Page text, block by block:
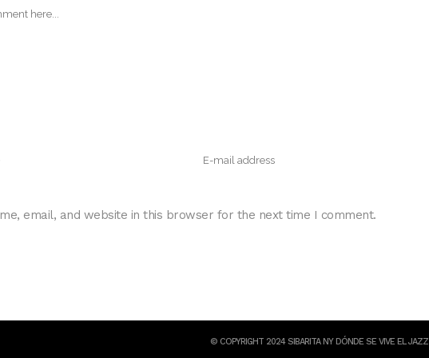
email, and website in this browser for the next time I comment.
© COPYRIGHT 2024 SIBARITA NY DÓNDE SE VIVE EL JAZZ